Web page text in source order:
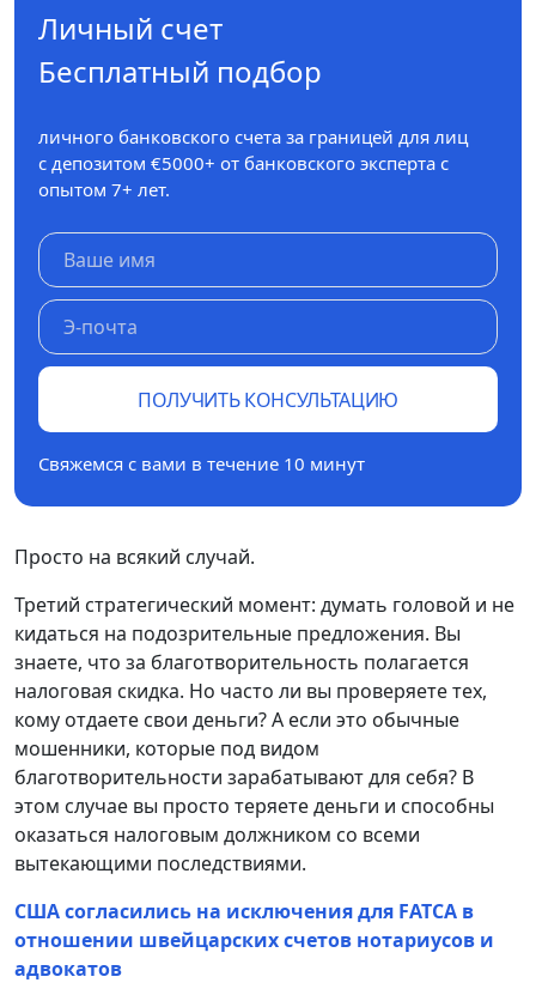
Личный счет
Бесплатный подбор
личного банковского счета за границей для лиц
с депозитом €5000+ от банковского эксперта с
опытом 7+ лет.
ПОЛУЧИТЬ КОНСУЛЬТАЦИЮ
Свяжемся с вами в течение 10 минут
Просто на всякий случай.
Третий стратегический момент: думать головой и не
кидаться на подозрительные предложения. Вы
знаете, что за благотворительность полагается
налоговая скидка. Но часто ли вы проверяете тех,
кому отдаете свои деньги? А если это обычные
мошенники, которые под видом
благотворительности зарабатывают для себя? В
этом случае вы просто теряете деньги и способны
оказаться налоговым должником со всеми
вытекающими последствиями.
США согласились на исключения для FATCA в
отношении швейцарских счетов нотариусов и
адвокатов